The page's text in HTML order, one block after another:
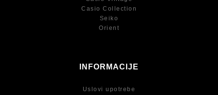
Casio Collection
Seiko
Orient
INFORMACIJE
Uslovi upotrebe